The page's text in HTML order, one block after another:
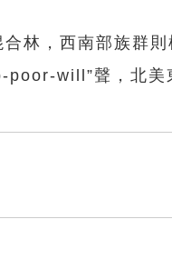
林，西南部族群
poor-will”聲，北美